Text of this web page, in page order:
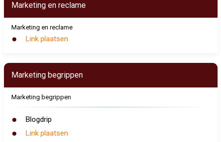
Marketing en reclame
Marketing en reclame
Link plaatsen
Marketing begrippen
Marketing begrippen
Blogdrip
Link plaatsen